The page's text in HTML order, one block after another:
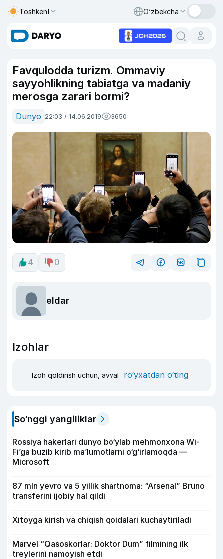
Toshkent O‘zbekcha
Favqulodda turizm. Ommaviy
sayyohlikning tabiatga va madaniy
merosga zarari bormi?
Dunyo 22:03 / 14.06.2019 3650
4 0
eldar
Izohlar
Izoh qoldirish uchun, avval ro‘yxatdan o‘ting
So‘nggi yangiliklar
Rossiya hakerlari dunyo bo‘ylab mehmonxona Wi-
Fi’ga buzib kirib ma’lumotlarni o‘g‘irlamoqda —
Microsoft
87 mln yevro va 5 yillik shartnoma: “Arsenal” Bruno
transferini ijobiy hal qildi
Xitoyga kirish va chiqish qoidalari kuchaytiriladi
Marvel “Qasoskorlar: Doktor Dum” filmining ilk
treylerini namoyish etdi